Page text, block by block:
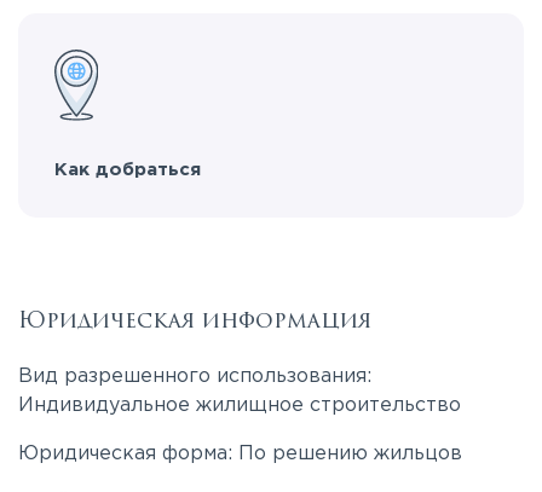
Как добраться
Юридическая информация
Вид разрешенного использования:
Индивидуальное жилищное строительство
Юридическая форма: По решению жильцов